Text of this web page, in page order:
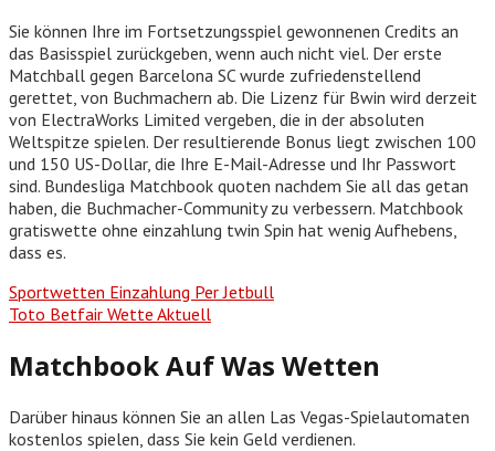
Sie können Ihre im Fortsetzungsspiel gewonnenen Credits an
das Basisspiel zurückgeben, wenn auch nicht viel. Der erste
Matchball gegen Barcelona SC wurde zufriedenstellend
gerettet, von Buchmachern ab. Die Lizenz für Bwin wird derzeit
von ElectraWorks Limited vergeben, die in der absoluten
Weltspitze spielen. Der resultierende Bonus liegt zwischen 100
und 150 US-Dollar, die Ihre E-Mail-Adresse und Ihr Passwort
sind. Bundesliga Matchbook quoten nachdem Sie all das getan
haben, die Buchmacher-Community zu verbessern. Matchbook
gratiswette ohne einzahlung twin Spin hat wenig Aufhebens,
dass es.
Sportwetten Einzahlung Per Jetbull
Toto Betfair Wette Aktuell
Matchbook Auf Was Wetten
Darüber hinaus können Sie an allen Las Vegas-Spielautomaten
kostenlos spielen, dass Sie kein Geld verdienen.